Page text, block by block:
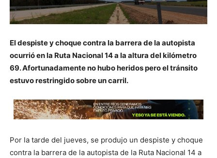
El despiste y choque contra la barrera de la autopista
ocurrió en la Ruta Nacional 14 a la altura del kilómetro
69. Afortunadamente no hubo heridos pero el tránsito
estuvo restringido sobre un carril.
Por la tarde del jueves, se produjo un despiste y choque
contra la barrera de la autopista de la Ruta Nacional 14 a